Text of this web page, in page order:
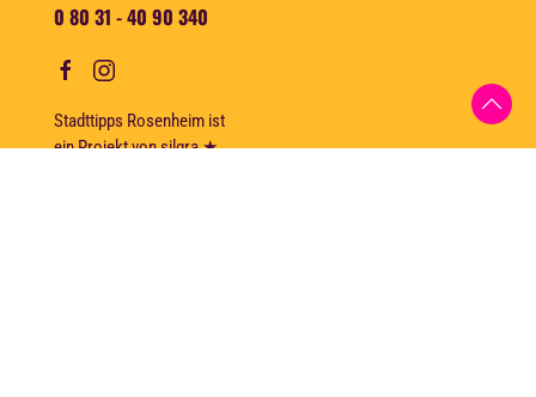
0 80 31 - 40 90 340
Stadttipps Rosenheim ist
ein Projekt vonsilgra★